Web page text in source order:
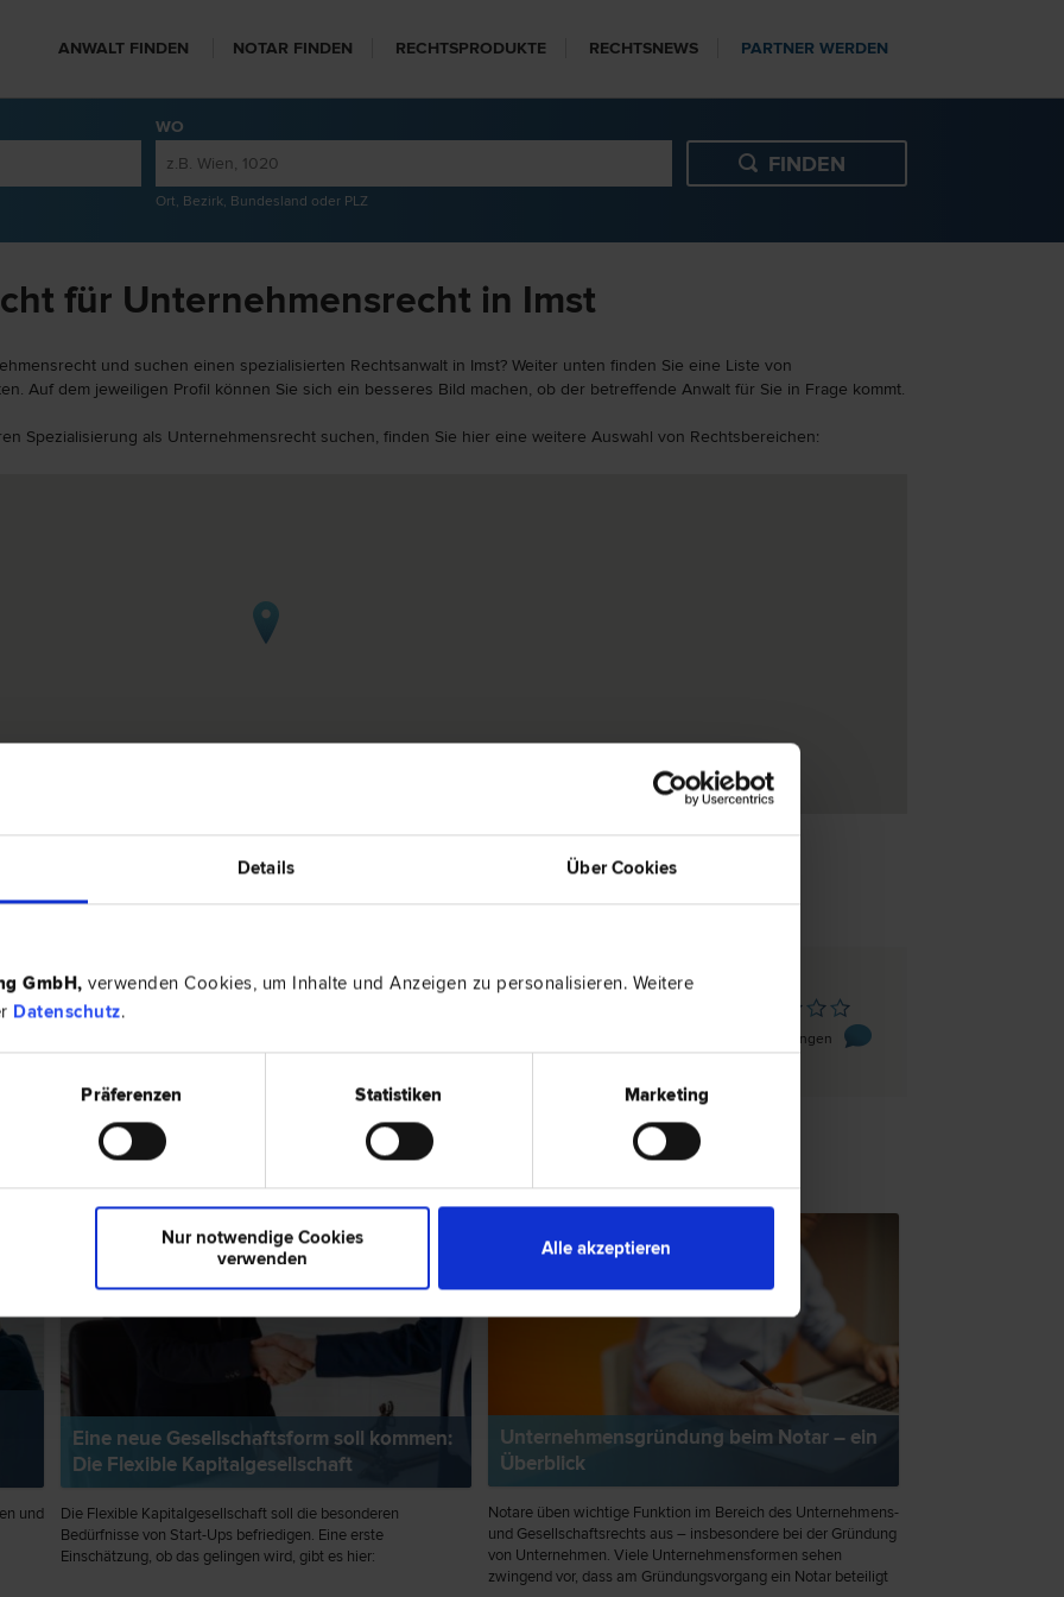
Details Über Cookies
GmbH, verwenden Cookies, um Inhalte und Anzeigen zu personalisieren. Weitere
Datenschutz.
Präferenzen Statistiken Marketing
Nur notwendige Cookies
verwenden
Alle akzeptieren
ANWALT FINDEN NOTAR FINDEN RECHTSPRODUKTE RECHTSNEWS PARTNER WERDEN
WO
Ort, Bezirk, Bundesland oder PLZ
für Unternehmensrecht in Imst
und suchen einen spezialisierten Rechtsanwalt in Imst? Weiter unten finden Sie eine Liste von
Auf dem jeweiligen Profil können Sie sich ein besseres Bild machen, ob der betreffende Anwalt für Sie in Frage kommt.
Spezialisierung als Unternehmensrecht suchen, finden Sie hier eine weitere Auswahl von Rechtsbereichen:
in Imst
0 Bewertungen
zum Thema "Unternehmensrecht"
und
Eine neue Gesellschaftsform soll kommen:
Die Flexible Kapitalgesellschaft
Die Flexible Kapitalgesellschaft soll die besonderen
Bedürfnisse von Start-Ups befriedigen. Eine erste
Einschätzung, ob das gelingen wird, gibt es hier:
Unternehmensgründung beim Notar – ein
Überblick
Notare üben wichtige Funktion im Bereich des Unternehmens-
und Gesellschaftsrechts aus – insbesondere bei der Gründung
von Unternehmen. Viele Unternehmensformen sehen
zwingend vor, dass am Gründungsvorgang ein Notar beteiligt